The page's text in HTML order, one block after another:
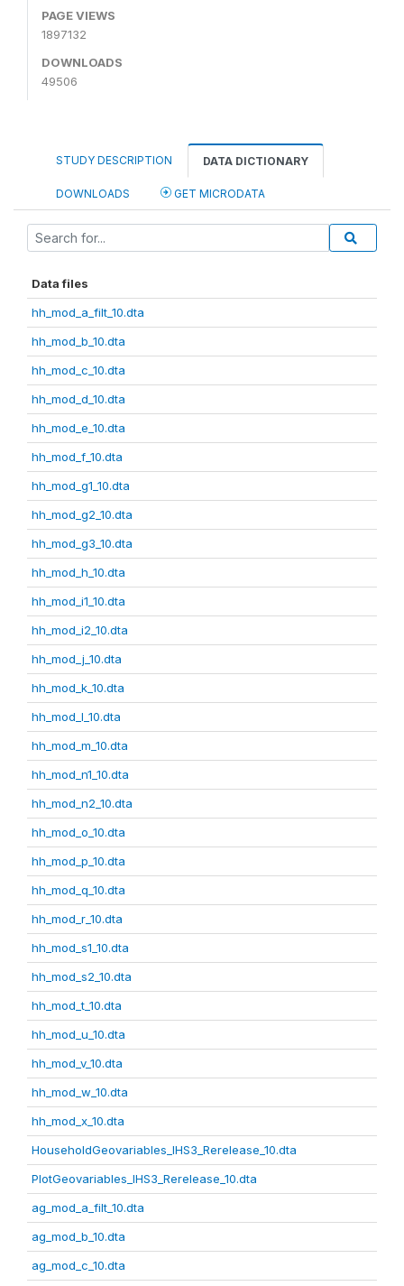
PAGE VIEWS
1897132
DOWNLOADS
49506
STUDY DESCRIPTION DATA DICTIONARY
DOWNLOADS GET MICRODATA
Data files
hh_mod_a_filt_10.dta
hh_mod_b_10.dta
hh_mod_c_10.dta
hh_mod_d_10.dta
hh_mod_e_10.dta
hh_mod_f_10.dta
hh_mod_g1_10.dta
hh_mod_g2_10.dta
hh_mod_g3_10.dta
hh_mod_h_10.dta
hh_mod_i1_10.dta
hh_mod_i2_10.dta
hh_mod_j_10.dta
hh_mod_k_10.dta
hh_mod_l_10.dta
hh_mod_m_10.dta
hh_mod_n1_10.dta
hh_mod_n2_10.dta
hh_mod_o_10.dta
hh_mod_p_10.dta
hh_mod_q_10.dta
hh_mod_r_10.dta
hh_mod_s1_10.dta
hh_mod_s2_10.dta
hh_mod_t_10.dta
hh_mod_u_10.dta
hh_mod_v_10.dta
hh_mod_w_10.dta
hh_mod_x_10.dta
HouseholdGeovariables_IHS3_Rerelease_10.dta
PlotGeovariables_IHS3_Rerelease_10.dta
ag_mod_a_filt_10.dta
ag_mod_b_10.dta
ag_mod_c_10.dta